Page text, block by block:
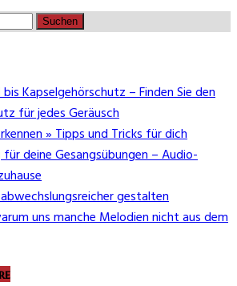
Kapselgehörschutz – Finden Sie den
für jedes Geräusch
» Tipps und Tricks für dich
deine Gesangsübungen – Audio-
gestalten
uns manche Melodien nicht aus dem